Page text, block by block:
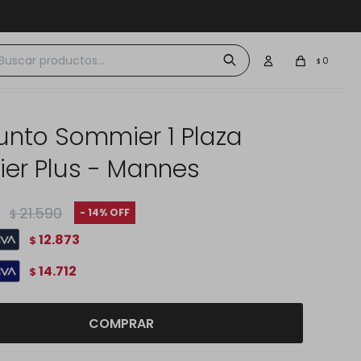
$ 0
Sommier 1 Plaza
Plus - Mannes
$ 21.590 14
$ 12.873
$ 14.712
COMPRAR